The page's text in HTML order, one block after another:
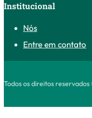
Institucional
Nós
Entre em contato
Todos os direitos